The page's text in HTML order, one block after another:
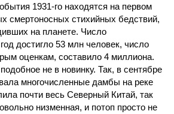
1931-го находятся на первом
смертоносных стихийных бедствий,
на планете. Число
достигло 53 млн человек, число
оценкам, составило 4 миллиона.
не в новинку. Так, в сентябре
многочисленные дамбы на реке
почти весь Северный Китай, так
низменная, и потоп просто не